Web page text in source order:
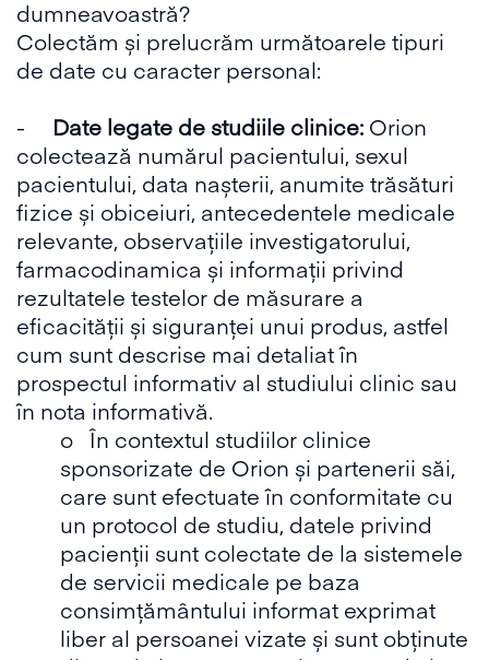
dumneavoastră?
Colectăm și prelucrăm următoarele tipuri
de date cu caracter personal:
- Date legate de studiile clinice: Orion
colectează numărul pacientului, sexul
pacientului, data nașterii, anumite trăsături
fizice și obiceiuri, antecedentele medicale
relevante, observațiile investigatorului,
farmacodinamica și informații privind
rezultatele testelor de măsurare a
eficacității și siguranței unui produs, astfel
cum sunt descrise mai detaliat în
prospectul informativ al studiului clinic sau
în nota informativă.
o În contextul studiilor clinice
sponsorizate de Orion și partenerii săi,
care sunt efectuate în conformitate cu
un protocol de studiu, datele privind
pacienții sunt colectate de la sistemele
de servicii medicale pe baza
consimțământului informat exprimat
liber al persoanei vizate și sunt obținute